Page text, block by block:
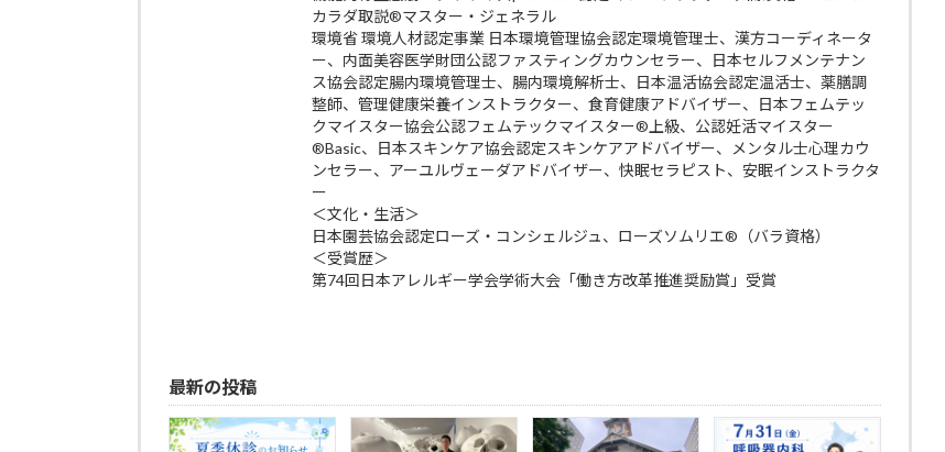
カラダ取説®マスター・ジェネラル
環境省 環境人材認定事業 日本環境管理協会認定環境管理士、漢方コーディネータ
ー、内面美容医学財団公認ファスティングカウンセラー、日本セルフメンテナン
ス協会認定腸内環境管理士、腸内環境解析士、日本温活協会認定温活士、薬膳調
整師、管理健康栄養インストラクター、食育健康アドバイザー、日本フェムテッ
クマイスター協会公認フェムテックマイスター®上級、公認妊活マイスター
®Basic、日本スキンケア協会認定スキンケアアドバイザー、メンタル士心理カウ
ンセラー、アーユルヴェーダアドバイザー、快眠セラピスト、安眠インストラクタ
ー
＜文化・生活＞
日本園芸協会認定ローズ・コンシェルジュ、ローズソムリエ®（バラ資格）
＜受賞歴＞
第74回日本アレルギー学会学術大会「働き方改革推進奨励賞」受賞
最新の投稿